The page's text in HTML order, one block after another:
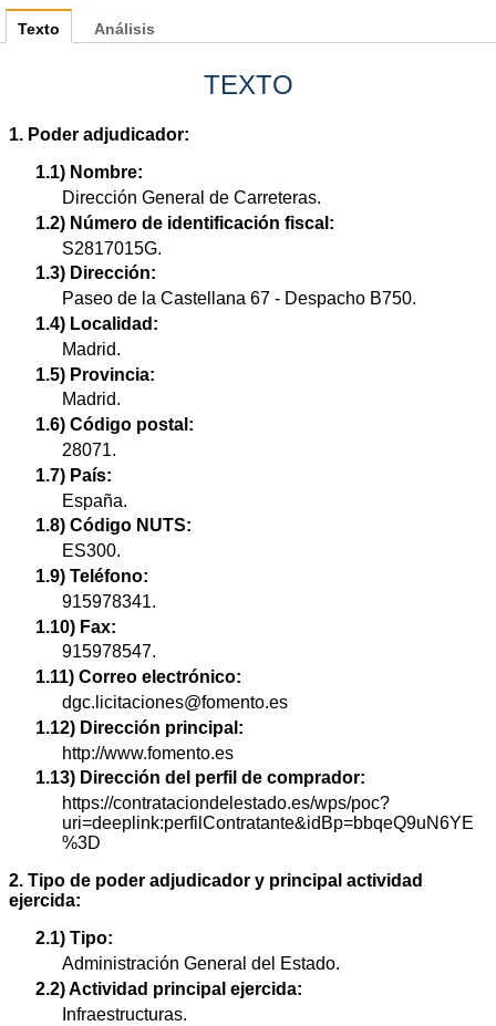
Texto
TEXTO
1. Poder adjudicador:
1.1) Nombre:
Dirección General de Carreteras.
1.2) Número de identificación fiscal:
S2817015G.
1.3) Dirección:
Paseo de la Castellana 67 - Despacho B750.
1.4) Localidad:
Madrid.
1.5) Provincia:
Madrid.
1.6) Código postal:
28071.
1.7) País:
España.
1.8) Código NUTS:
ES300.
1.9) Teléfono:
915978341.
1.10) Fax:
915978547.
1.11) Correo electrónico:
dgc.licitaciones@fomento.es
1.12) Dirección principal:
http://www.fomento.es
1.13) Dirección del perfil de comprador:
https://contrataciondelestado.es/wps/poc?
uri=deeplink:perfilContratante&idBp=bbqeQ9uN6YE
%3D
2. Tipo de poder adjudicador y principal actividad
ejercida:
2.1) Tipo:
Administración General del Estado.
2.2) Actividad principal ejercida:
Infraestructuras.
Análisis